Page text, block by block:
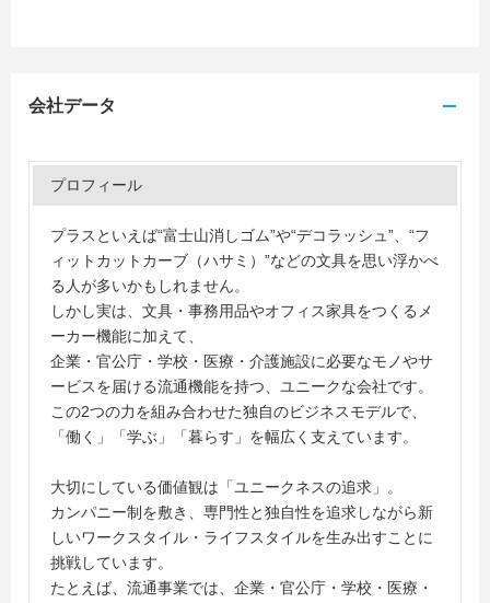
会社データ
プロフィール
プラスといえば“富士山消しゴム”や“デコラッシュ”、“フ
ィットカットカーブ（ハサミ）”などの文具を思い浮かべ
る人が多いかもしれません。
しかし実は、文具・事務用品やオフィス家具をつくるメ
ーカー機能に加えて、
企業・官公庁・学校・医療・介護施設に必要なモノやサ
ービスを届ける流通機能を持つ、ユニークな会社です。
この2つの力を組み合わせた独自のビジネスモデルで、
「働く」「学ぶ」「暮らす」を幅広く支えています。
大切にしている価値観は「ユニークネスの追求」。
カンパニー制を敷き、専門性と独自性を追求しながら新
しいワークスタイル・ライフスタイルを生み出すことに
挑戦しています。
たとえば、流通事業では、企業・官公庁・学校・医療・